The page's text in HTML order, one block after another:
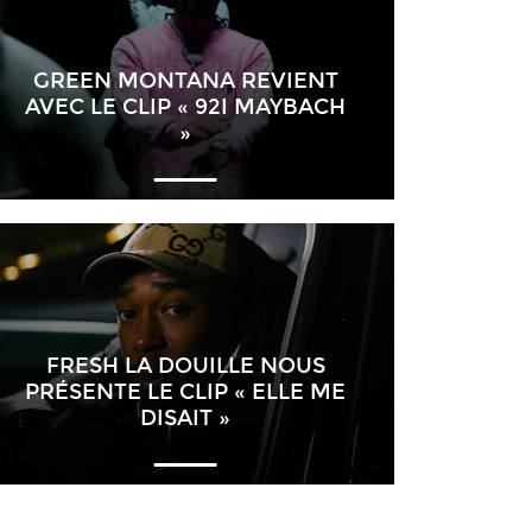
GREEN MONTANA REVIENT
AVEC LE CLIP « 92I MAYBACH
»
FRESH LA DOUILLE NOUS
PRÉSENTE LE CLIP « ELLE ME
DISAIT »